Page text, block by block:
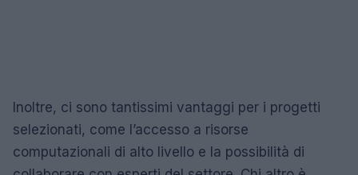
Inoltre, ci sono tantissimi vantaggi per i progetti
selezionati, come l’accesso a risorse
computazionali di alto livello e la possibilità di